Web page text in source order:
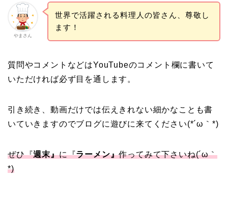
やまさん
世界で活躍される料理人の皆さん、尊敬し
ます！
質問やコメントなどはYouTubeのコメント欄に書いて
いただければ必ず目を通します。
引き続き、動画だけでは伝えきれない細かなことも書
いていきますのでブログに遊びに来てください(*´ω｀*)
ぜひ『週末』に『ラーメン』作ってみて下さいね(´ω｀
*)